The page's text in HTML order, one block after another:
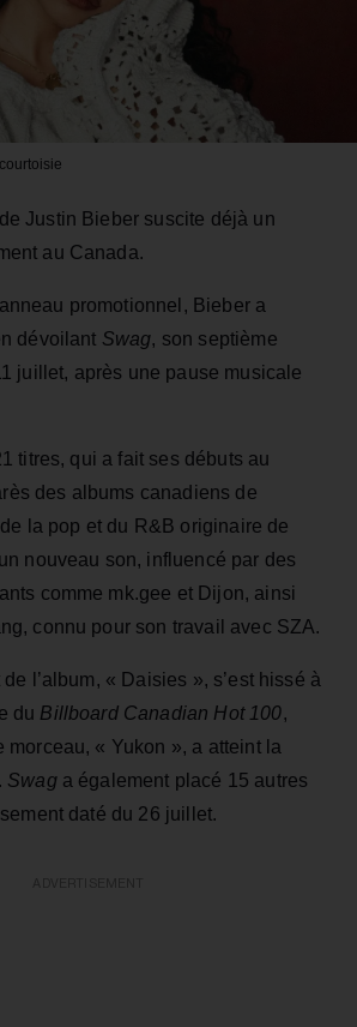
Justin Bieber suscite déjà un
au Canada.
promotionnel, Bieber a
dévoilant Swag, son septième
juillet, après une pause musicale
titres, qui a fait ses débuts au
des albums canadiens de
de la pop et du R&B originaire de
nouveau son, influencé par des
comme mk.gee et Dijon, ainsi
connu pour son travail avec SZA.
de l’album, « Daisies », s’est hissé à
du Billboard Canadian Hot 100,
morceau, « Yukon », a atteint la
Swaga également placé 15 autres
daté du 26 juillet.